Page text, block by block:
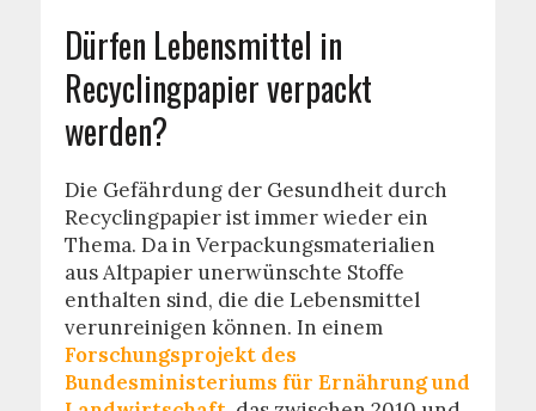
Dürfen Lebensmittel in
Recyclingpapier verpackt
werden?
Die Gefährdung der Gesundheit durch
Recyclingpapier ist immer wieder ein
Thema. Da in Verpackungsmaterialien
aus Altpapier unerwünschte Stoffe
enthalten sind, die die Lebensmittel
verunreinigen können. In einem
Forschungsprojekt des
Bundesministeriums für Ernährung und